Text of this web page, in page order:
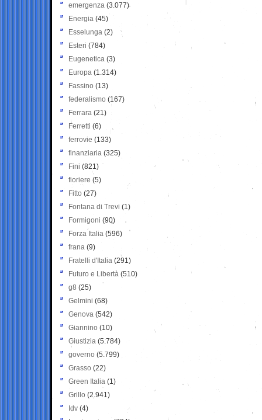
emergenza (3.077)
Energia (45)
Esselunga (2)
Esteri (784)
Eugenetica (3)
Europa (1.314)
Fassino (13)
federalismo (167)
Ferrara (21)
Ferretti (6)
ferrovie (133)
finanziaria (325)
Fini (821)
fioriere (5)
Fitto (27)
Fontana di Trevi (1)
Formigoni (90)
Forza Italia (596)
frana (9)
Fratelli d'Italia (291)
Futuro e Libertà (510)
g8 (25)
Gelmini (68)
Genova (542)
Giannino (10)
Giustizia (5.784)
governo (5.799)
Grasso (22)
Green Italia (1)
Grillo (2.941)
Idv (4)